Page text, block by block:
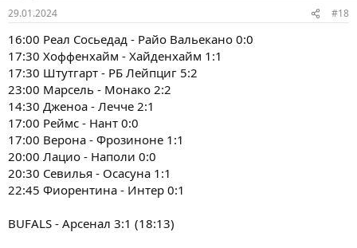
29.01.2024 #18
16:00 Реал Сосьедад - Райо Вальекано 0:0
17:30 Хоффенхайм - Хайденхайм 1:1
17:30 Штутгарт - РБ Лейпциг 5:2
23:00 Марсель - Монако 2:2
14:30 Дженоа - Лечче 2:1
17:00 Реймс - Нант 0:0
17:00 Верона - Фрозиноне 1:1
20:00 Лацио - Наполи 0:0
20:30 Севилья - Осасуна 1:1
22:45 Фиорентина - Интер 0:1
BUFALS - Арсенал 3:1 (18:13)